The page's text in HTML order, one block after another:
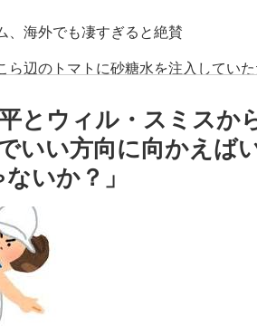
、海外でも凄すぎると絶賛
辺のトマトに砂糖水を注入してい
聞の不祥事を詳細に報道！」→「国際
揺れの中でも患者を守った医師たち
した極限の中の日本人の姿に世界が衝
ないまま胴体着陸「これよりひどい
とウィル・スミスか
いい方向に向かえば
いか？」